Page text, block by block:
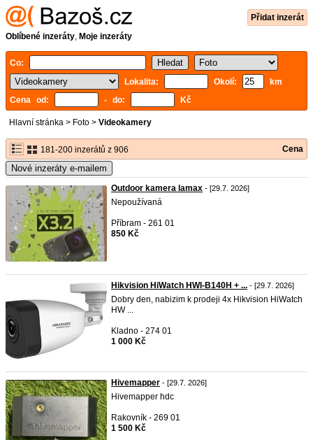
Přidat inzerát
Oblíbené inzeráty, Moje inzeráty
Co:
Lokalita:
Okolí:
km
Cena od:
- do: Kč
Hlavní stránka > Foto > Videokamery
181-200 inzerátů z 906 Cena
Nové inzeráty e-mailem
Outdoor kamera lamax - [29.7. 2026]
Nepoužívaná
Příbram - 261 01
850 Kč
Hikvision HiWatch HWI-B140H + ... - [29.7. 2026]
Dobry den, nabizim k prodeji 4x Hikvision HiWatch
HW ...
Kladno - 274 01
1 000 Kč
Hivemapper - [29.7. 2026]
Hivemapper hdc
Rakovník - 269 01
1 500 Kč